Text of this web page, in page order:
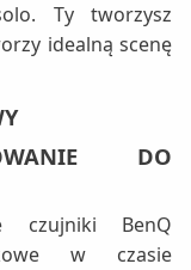
Ty tworzysz
idealną scenę
DO
czujniki BenQ
w czasie